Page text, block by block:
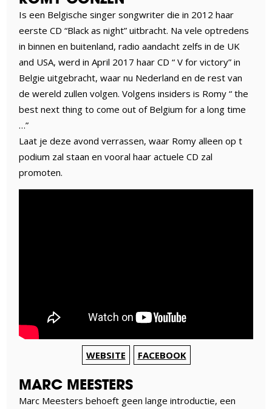
Is een Belgische singer songwriter die in 2012 haar
eerste CD “Black as night” uitbracht. Na vele optredens
in binnen en buitenland, radio aandacht zelfs in de UK
and USA, werd in April 2017 haar CD “ V for victory” in
Belgie uitgebracht, waar nu Nederland en de rest van
de wereld zullen volgen. Volgens insiders is Romy “ the
best next thing to come out of Belgium for a long time
…”
Laat je deze avond verrassen, waar Romy alleen op t
podium zal staan en vooral haar actuele CD zal
promoten.
WEBSITE FACEBOOK
MARC MEESTERS
Marc Meesters behoeft geen lange introductie, een